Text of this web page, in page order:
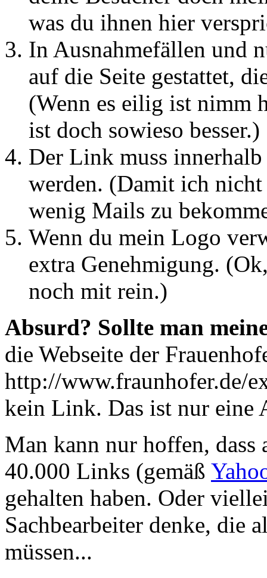
was du ihnen hier
In Ausnahmefällen und
auf die Seite gestattet,
(Wenn es eilig ist nimm
ist doch sowieso besser.)
Der Link muss
werden. (Damit ich
wenig Mails zu
Wenn du mein Logo
extra Genehmigung.
noch mit rein.)
Absurd? Sollte man
die Webseite der
http://www.fraunhofer.de/
kein Link. Das ist nur eine
Man kann nur hoffen, dass
40.000 Links (gemäß
gehalten haben. Oder
Sachbearbeiter denke, die
müssen...